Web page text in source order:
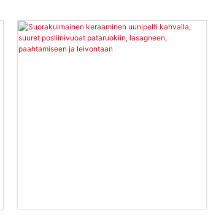
ja mulliitti Pakkaus: Kartonki Toimitusaika: 30
päivää